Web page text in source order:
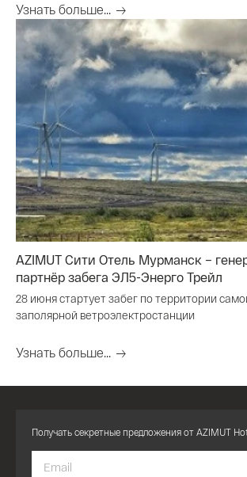
Узнать больше...
AZIMUT Сити Отель Мурманск –
партнёр забега ЭЛ5-Энерго Трейл
28 июня стартует забег по территории
заполярной ветроэлектростанции
Узнать больше...
Получать секретные предложения от AZIMUT